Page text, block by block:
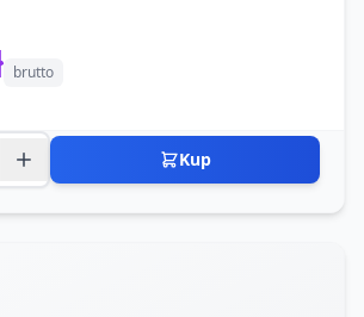
brutto
Kup